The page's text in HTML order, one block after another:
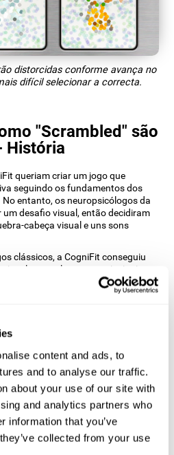
content and ads, to
and to analyse our traffic.
about your use of our site with
and analytics partners who
information that you’ve
collected from your use
distorcidas conforme avança no
difícil selecionar a correcta.
"Scrambled" são
História
queriam criar um jogo que
seguindo os fundamentos dos
entanto, os neuropsicólogos da
desafio visual, então decidiram
cabeça visual e uns sons
clássicos, a CogniFit conseguiu
como elementos principais e,
a atenção focada para que
O Scrambled é um dos
“Scrambled”
habilidades
da CogniFit estimula um padrão de
A estimulação consistente das
a criar novas sinapses,
e melhorar as funções
procura estimular habilidades